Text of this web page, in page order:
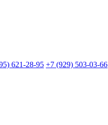
621-28-95 +7 (929) 503-03-66